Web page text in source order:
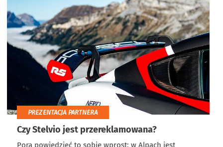
PREZENTACJA PARTNERA
Czy Stelvio jest przereklamowana?
Pora powiedzieć to sobie wprost: w Alpach jest